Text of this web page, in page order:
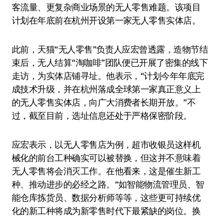
客流量、更复杂商业场景的无人零售难题。该项目
计划在年底前在杭州开设第一家无人零售实体店。
此前，天猫“无人零售”负责人应宏曾透露，造物节结
束后，无人结算“淘咖啡”团队便已开展了密集的线下
走访，为实体店铺寻址。他表示，“计划今年年底完
成技术升级，并在杭州落成全球第一家真正意义上
的无人零售实体店，向广大消费者长期开放。”不
过，截至目前，选址信息还处于严格保密阶段。
应宏表示，以无人零售店为例，超市收银员这样机
械化的前台工种确实可以被替换，但这并不意味着
无人零售将会消灭工作。在他看来，这是催生新工
种、推动进步的必经之路。“如智能物流管理员、智
能仓库拣货员、数据分析师等等，这些更可持续优
化的新工种将成为新零售时代下最紧缺的岗位。换